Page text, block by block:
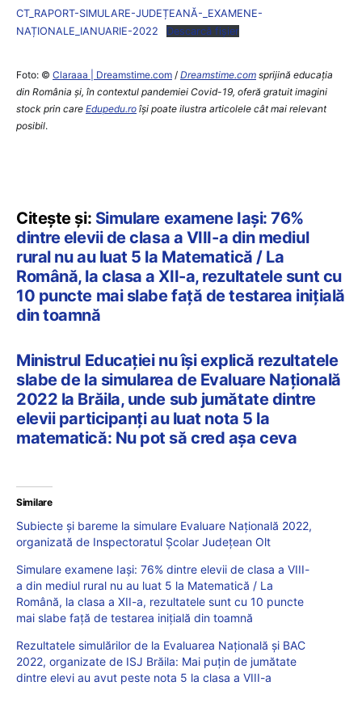
CT_RAPORT-SIMULARE-JUDEȚEANĂ-_EXAMENE-
NAȚIONALE_IANUARIE-2022
Descarcă fișier
Foto: © Claraaa | Dreamstime.com / Dreamstime.com sprijină educaţia
din România şi, în contextul pandemiei Covid-19, oferă gratuit imagini
stock prin care Edupedu.ro îşi poate ilustra articolele cât mai relevant
posibil.
Citește și: Simulare examene Iași: 76%
dintre elevii de clasa a VIII-a din mediul
rural nu au luat 5 la Matematică / La
Română, la clasa a XII-a, rezultatele sunt cu
10 puncte mai slabe față de testarea inițială
din toamnă
Ministrul Educației nu își explică rezultatele
slabe de la simularea de Evaluare Națională
2022 la Brăila, unde sub jumătate dintre
elevii participanți au luat nota 5 la
matematică: Nu pot să cred așa ceva
Similare
Subiecte și bareme la simulare Evaluare Națională 2022,
organizată de Inspectoratul Școlar Județean Olt
Simulare examene Iași: 76% dintre elevii de clasa a VIII-
a din mediul rural nu au luat 5 la Matematică / La
Română, la clasa a XII-a, rezultatele sunt cu 10 puncte
mai slabe față de testarea inițială din toamnă
Rezultatele simulărilor de la Evaluarea Națională și BAC
2022, organizate de ISJ Brăila: Mai puțin de jumătate
dintre elevi au avut peste nota 5 la clasa a VIII-a